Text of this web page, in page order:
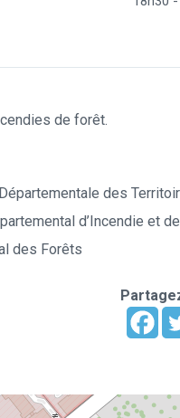
de forêt.
des
d’Incendie et
des Forêts